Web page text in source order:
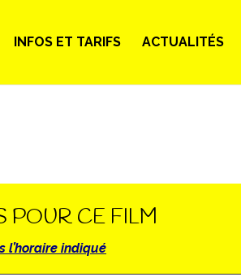
INFOS ET TARIFS ACTUALITÉS
POUR CE FILM
l’horaire indiqué